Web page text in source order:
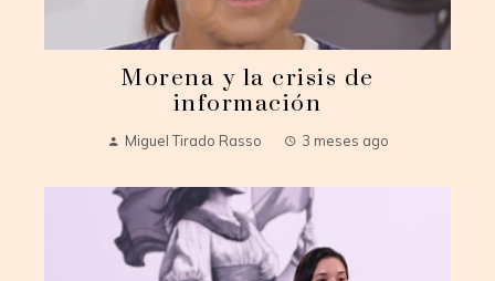
Morena y la crisis de
información
Miguel Tirado Rasso 3 meses ago